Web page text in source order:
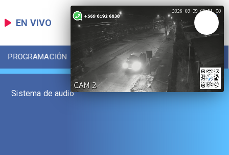
EN VIVO
PROGRAMACIÓN LOCAL DEPORTES
Sistema de audio